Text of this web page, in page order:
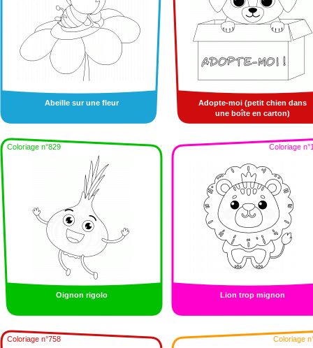
Abeille sur une fleur
Adopte-moi (petit chien dans
une boîte en carton)
Coloriage n°829
Oignon rigolo
Coloriage
Lion trop mignon
Coloriage n°758 Coloriage